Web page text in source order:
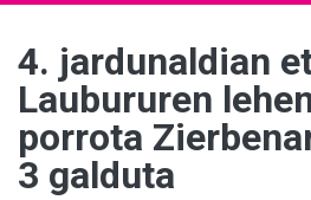
4. jardunaldian
Laubururen
porrota
3 galduta